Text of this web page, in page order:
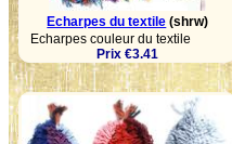
Echarpes du textile (shrw)
Echarpes couleur du textile
Prix €3.41